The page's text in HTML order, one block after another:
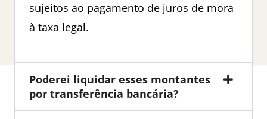
sujeitos ao pagamento de juros de mora
à taxa legal.
Poderei liquidar esses montantes
por transferência bancária?